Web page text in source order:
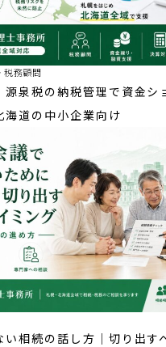
税務顧問
源泉税の納税管理で資金シ
海道の中小企業向け
い相続の話し方｜切り出す